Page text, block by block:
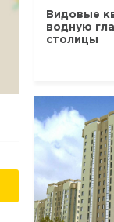
Видовые
водную
столицы